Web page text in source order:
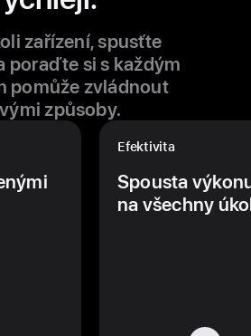
zařízení, spusťte
poraďte si s každým
pomůže zvládnout
způsoby.
Efektivita
Spousta
na všechny